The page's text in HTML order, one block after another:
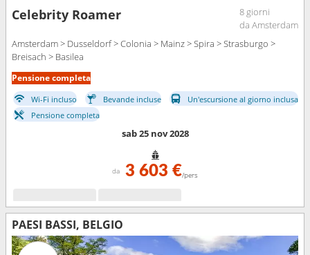
Celebrity Roamer
8 giorni
da Amsterdam
Amsterdam > Dusseldorf > Colonia > Mainz > Spira > Strasburgo >
Breisach > Basilea
Pensione completa
Wi-Fi incluso Bevande incluse
Un'escursione al giorno inclusa
Pensione completa
sab 25 nov 2028
da 3 603 €/pers
PAESI BASSI, BELGIO